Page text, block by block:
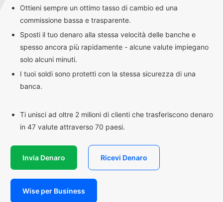
Ottieni sempre un ottimo tasso di cambio ed una
commissione bassa e trasparente.
Sposti il tuo denaro alla stessa velocità delle banche e
spesso ancora più rapidamente - alcune valute impiegano
solo alcuni minuti.
I tuoi soldi sono protetti con la stessa sicurezza di una
banca.
Ti unisci ad oltre 2 milioni di clienti che trasferiscono denaro
in 47 valute attraverso 70 paesi.
Invia Denaro Ricevi Denaro
Wise per Business